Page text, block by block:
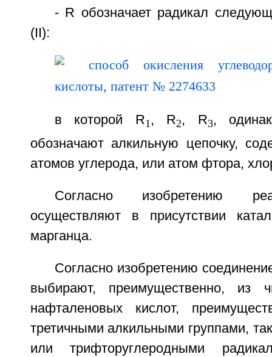
- R обозначает радикал
(II):
в которой R1, R2, R3,
обозначают алкильную цепочку,
атомов углерода, или атом фтора,
Согласно изобретению
осуществляют в присутствии
марганца.
Согласно изобретению
выбирают, преимущественно, из
нафталеновых кислот,
третичными алкильными группами,
или трифторуглеродными